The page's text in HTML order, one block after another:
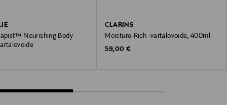
Nourishing Body
CLARINS
Moisture-Rich -vartalovoide, 400ml
Original Price
59,00 €